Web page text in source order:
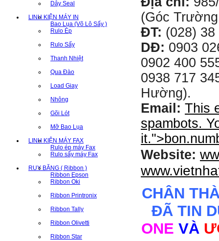
Dây Seal
LINH KIỆN MÁY IN
Bao Lụa (Võ Lô Sấy )
Rulo Ép
Rulo Sấy
Thanh Nhiệt
Qua Đào
Load Giay
Nhông
Gõi Lót
Mỡ Bao Lụa
LINH KIỆN MÁY FAX
Rulo ép máy Fax
Rulo sấy máy Fax
RUY BĂNG ( Ribbon )
Ribbon Epson
Ribbon Oki
Ribbon Printronix
Ribbon Tally
Ribbon Olivetti
Ribbon Star
(Góc
ĐT: (028)
DĐ: 0903
0902 400
0938 717
Hường).
Email: This
spambots.
it.">
Website:
CHÂN
ĐÃ TIN
ONE VÀ